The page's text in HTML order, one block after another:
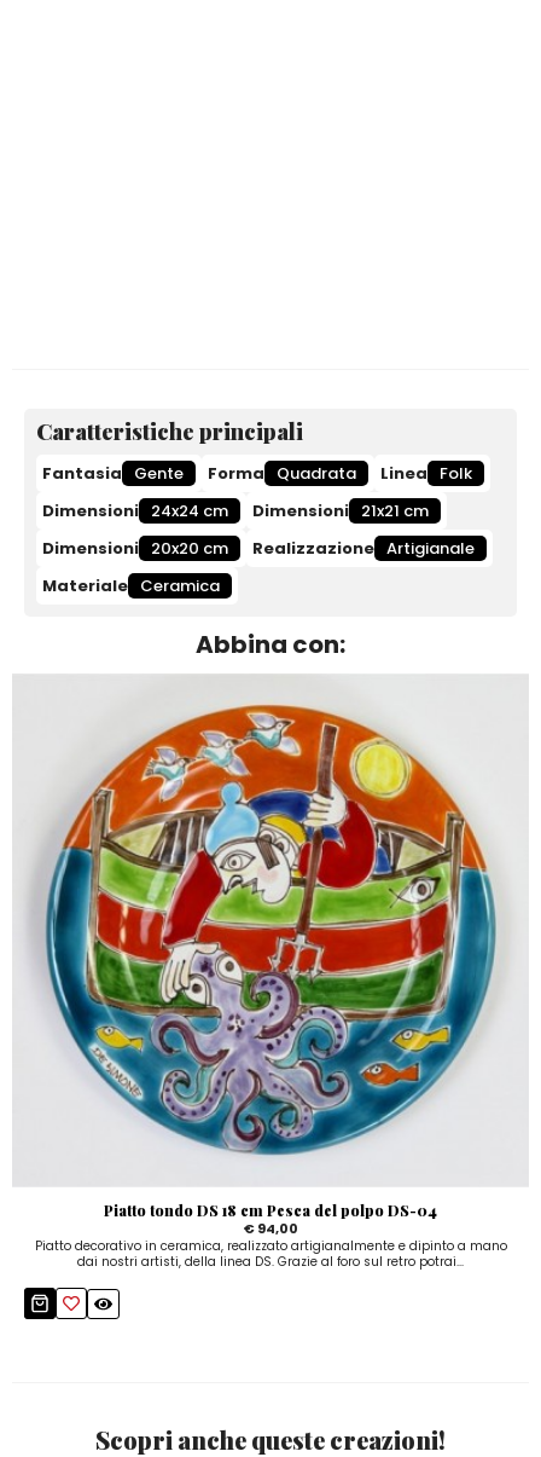
Caratteristiche principali
Fantasia Gente Forma Quadrata Linea
Folk
Dimensioni 24x24 cm Dimensioni 21x21 cm
Dimensioni 20x20 cm Realizzazione Artigianale
Materiale Ceramica
Abbina con:
Piatto tondo DS 18 cm Pesca del polpo DS-04
€ 94,00
Piatto decorativo in ceramica, realizzato artigianalmente e dipinto a mano
dai nostri artisti, della linea DS. Grazie al foro sul retro potrai...
Scopri anche queste creazioni!